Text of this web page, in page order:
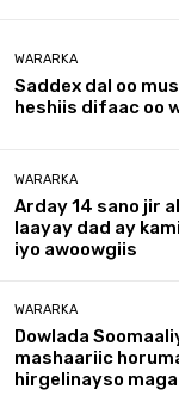
WARARKA
Saddex dal oo
heshiis difaac oo
WARARKA
Arday 14 sano jir
laayay dad ay
iyo awoowgiis
WARARKA
Dowlada
mashaariic
hirgelinayso